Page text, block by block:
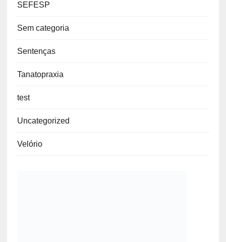
SEFESP
Sem categoria
Sentenças
Tanatopraxia
test
Uncategorized
Velório